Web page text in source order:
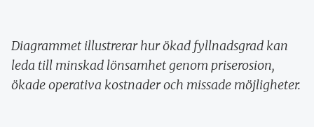
Diagrammet illustrerar hur ökad fyllnadsgrad kan
leda till minskad lönsamhet genom priserosion,
ökade operativa kostnader och missade möjligheter.